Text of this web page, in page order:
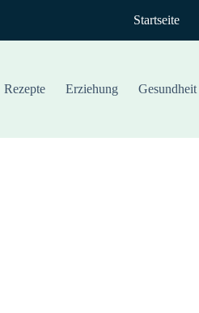
Startseite
Rezepte Erziehung Gesundheit